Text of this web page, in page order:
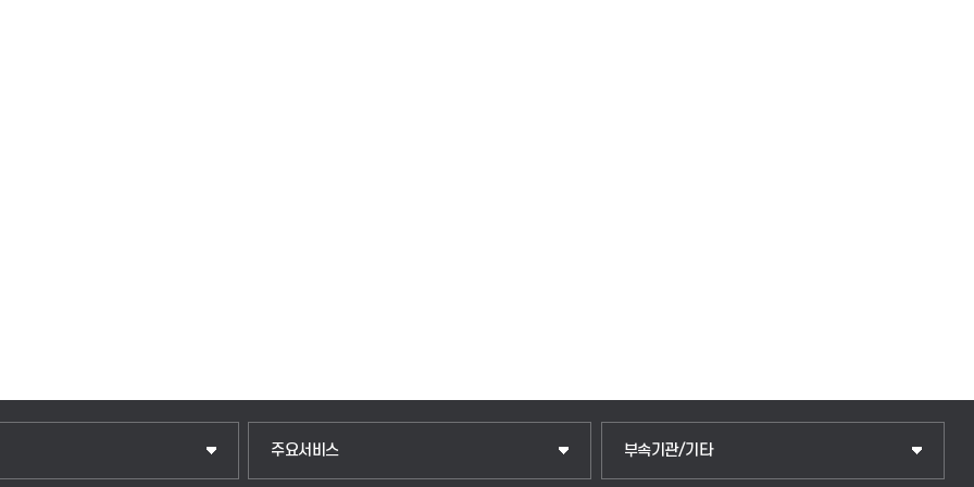
주요서비스 부속기관/기타